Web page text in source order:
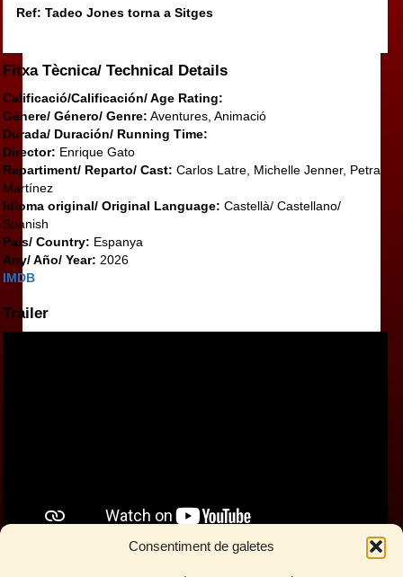
Consentiment de galetes
Ref: Tadeo Jones torna a Sitges
Fitxa Tècnica/ Technical Details
Calificació/Calificación/ Age Rating:
Gènere/ Género/ Genre: Aventures, Animació
Durada/ Duración/ Running Time:
Director: Enrique Gato
Repartiment/ Reparto/ Cast: Carlos Latre, Michelle Jenner, Petra
Martínez
Idioma original/ Original Language: Castellà/ Castellano/
Spanish
País/ Country: Espanya
Any/ Año/ Year: 2026
IMDB
Tràiler